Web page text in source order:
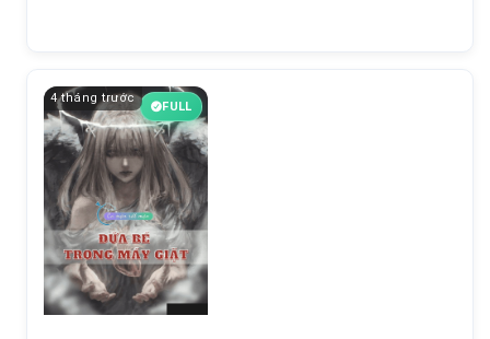
4 tháng trước
FULL